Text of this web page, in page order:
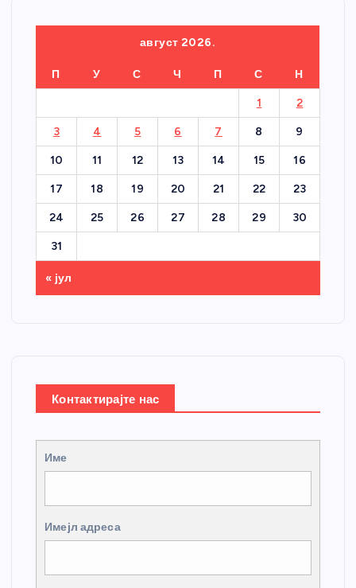
август 2026.
П У С Ч П С Н
1 2
3 4 5 6 7 8 9
10 11 12 13 14 15 16
17 18 19 20 21 22 23
24 25 26 27 28 29 30
31
« јул
Контактирајте нас
Име
Имејл адреса